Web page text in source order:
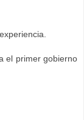
el primer gobierno